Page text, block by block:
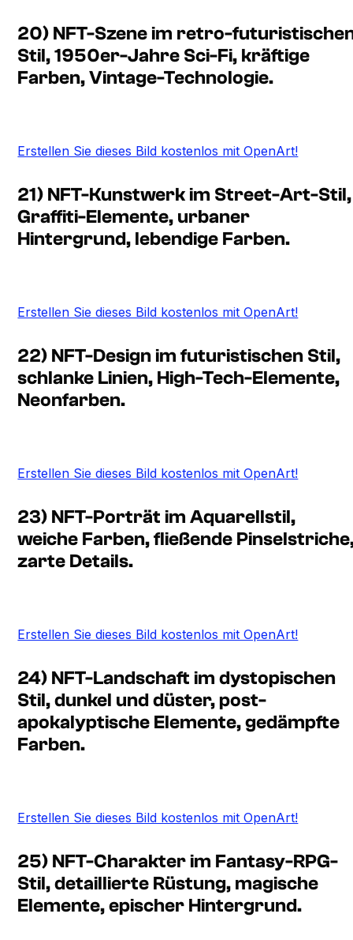
20) NFT-Szene im retro-
Stil, 1950er-Jahre Sci-Fi, kräftige
Farben, Vintage-Technologie.
Erstellen Sie dieses Bild kostenlos mit OpenArt!
21) NFT-Kunstwerk im Street-Art-Stil,
Graffiti-Elemente, urbaner
Hintergrund, lebendige Farben.
Erstellen Sie dieses Bild kostenlos mit OpenArt!
22) NFT-Design im futuristischen Stil,
schlanke Linien, High-Tech-Elemente,
Neonfarben.
Erstellen Sie dieses Bild kostenlos mit OpenArt!
23) NFT-Porträt im Aquarellstil,
weiche Farben, fließende
zarte Details.
Erstellen Sie dieses Bild kostenlos mit OpenArt!
24) NFT-Landschaft im dystopischen
Stil, dunkel und düster, post-
apokalyptische Elemente, gedämpfte
Farben.
Erstellen Sie dieses Bild kostenlos mit OpenArt!
25) NFT-Charakter im Fantasy-RPG-
Stil, detaillierte Rüstung, magische
Elemente, epischer Hintergrund.